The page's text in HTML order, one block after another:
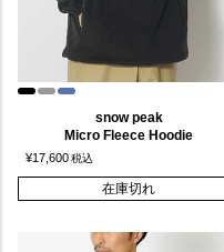
snow peak
Micro Fleece Hoodie
¥17,600税込
在庫切れ